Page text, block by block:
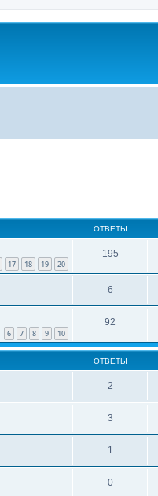
ОТВЕТЫ
17 18 19 20
195
6
6 7 8 9 10
92
ОТВЕТЫ
2
3
1
0